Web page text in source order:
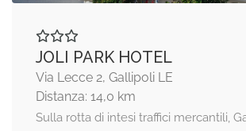
JOLI PARK HOTEL
Via Lecce 2, Gallipoli LE
Distanza: 14,0 km
Sulla rotta di intesi traffici mercantili,